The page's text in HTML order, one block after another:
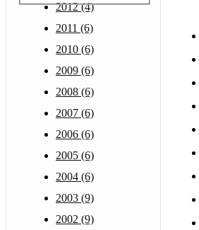
2012 (4)
2011 (6)
2010 (6)
2009 (6)
2008 (6)
2007 (6)
2006 (6)
2005 (6)
2004 (6)
2003 (9)
2002 (9)